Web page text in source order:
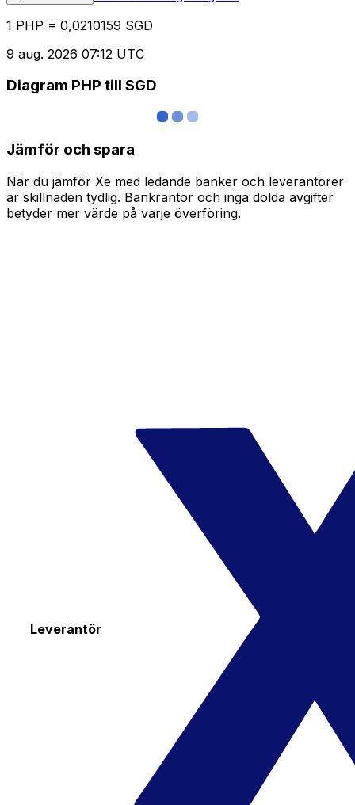
1 PHP = 0,0210159 SGD
9 aug. 2026 07:12 UTC
Diagram PHP till SGD
Jämför och spara
När du jämför Xe med ledande banker och leverantörer
är skillnaden tydlig. Bankräntor och inga dolda avgifter
betyder mer värde på varje överföring.
Leverantör